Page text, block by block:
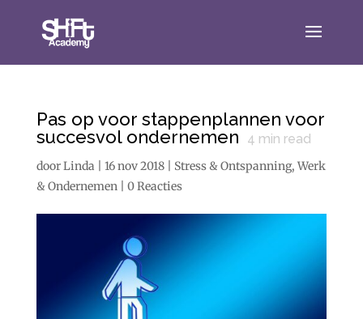
Pas op voor stappenplannen voor
succesvol ondernemen
4 min read
doorLinda 16 nov 2018| Stress & Ontspanning, Werk
& Ondernemen| 0 Reacties